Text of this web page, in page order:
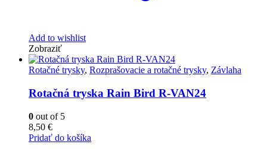
Add to wishlist
Zobraziť
Rotačné trysky, Rozprašovacie a rotačné trysky, Závlaha
Rotačná tryska Rain Bird R-VAN24
0 out of 5
8,50 €
Pridať do košíka